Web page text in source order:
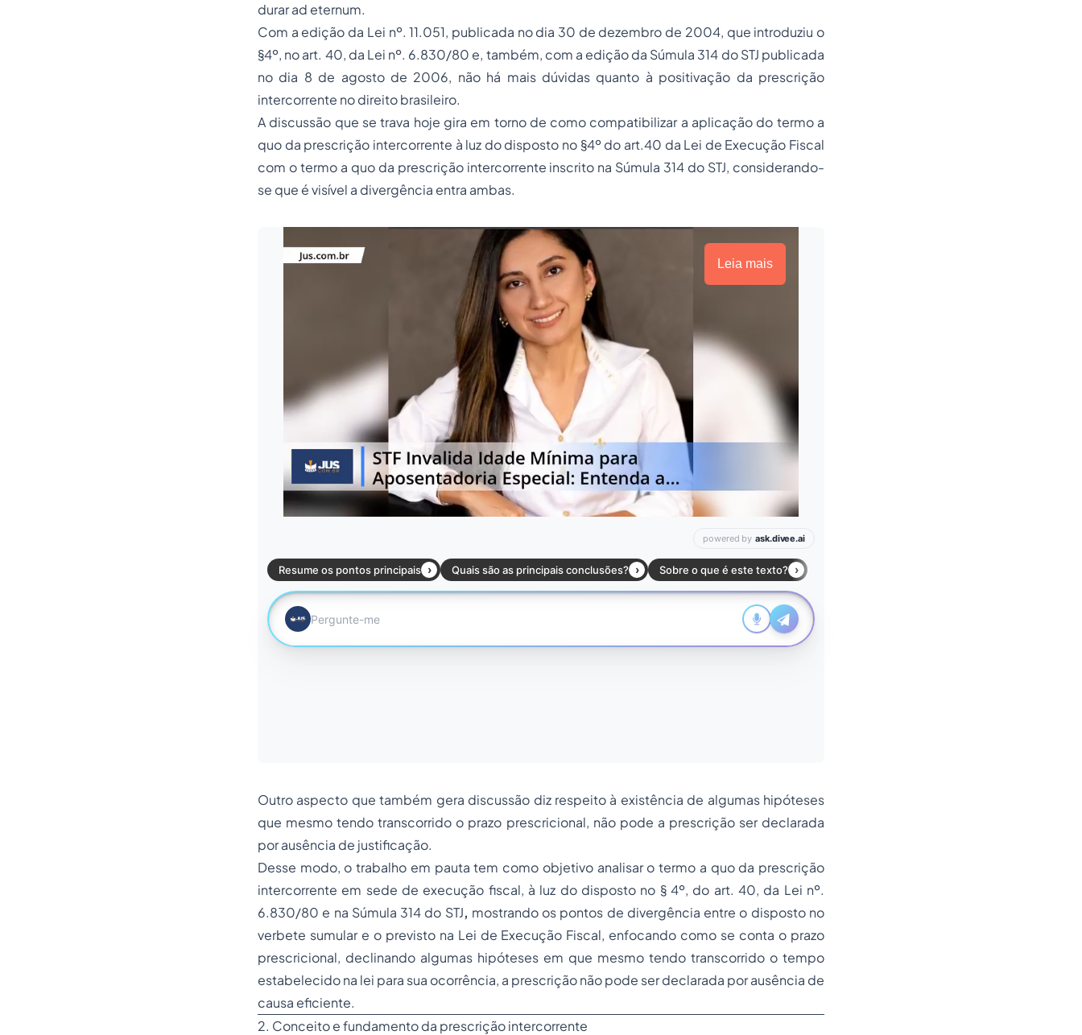
durarad eternum.
Com a edição da Lei nº. 11.051, publicada no dia 30 de dezembro de 2004, que introduziu o
§4º, no art. 40, da Lei nº. 6.830/80 e, também, com a edição da Súmula 314 do STJ publicada
no dia 8 de agosto de 2006, não há mais dúvidas quanto à positivação da prescrição
intercorrente no direito brasileiro.
A discussão que se trava hoje gira em torno de como compatibilizar a aplicação do termo a
quo da prescrição intercorrente à luz do disposto no §4º do art.40 da Lei de Execução Fiscal
com o termo a quoda prescrição intercorrente inscrito na Súmula 314 do STJ, considerando-
se que é visível a divergência entra ambas.
Leia mais
Outro aspecto que também gera discussão diz respeito à existência de algumas hipóteses
que mesmo tendo transcorrido o prazo prescricional, não pode a prescrição ser declarada
por ausência de justificação.
Desse modo, o trabalho em pauta tem como objetivo analisar o termo a quo da prescrição
intercorrente em sede de execução fiscal, à luz do disposto no § 4º, do art. 40, da Lei nº.
6.830/80 e na Súmula 314 do STJ, mostrando os pontos de divergência entre o disposto no
verbete sumular e o previsto na Lei de Execução Fiscal, enfocando como se conta o prazo
prescricional, declinando algumas hipóteses em que mesmo tendo transcorrido o tempo
estabelecido na lei para sua ocorrência, a prescrição não pode ser declarada por ausência de
causa eficiente.
2. Conceito e fundamento da prescrição intercorrente